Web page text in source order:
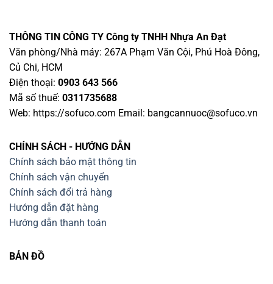
THÔNG TIN CÔNG TY Công ty TNHH Nhựa An Đạt
Văn phòng/Nhà máy: 267A Phạm Văn Cội, Phú Hoà Đông,
Củ Chi, HCM
Điện thoại: 0903 643 566
Mã số thuế: 0311735688
Web: https://sofuco.com Email: bangcannuoc@sofuco.vn
CHÍNH SÁCH - HƯỚNG DẪN
Chính sách bảo mật thông tin
Chính sách vận chuyển
Chính sách đổi trả hàng
Hướng dẫn đặt hàng
Hướng dẫn thanh toán
BẢN ĐỒ